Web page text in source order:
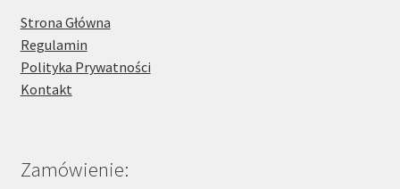
Strona Główna
Regulamin
Polityka Prywatności
Kontakt
Zamówienie: